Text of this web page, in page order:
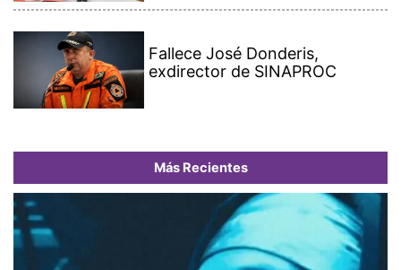
Fallece José Donderis,
exdirector de SINAPROC
Más Recientes